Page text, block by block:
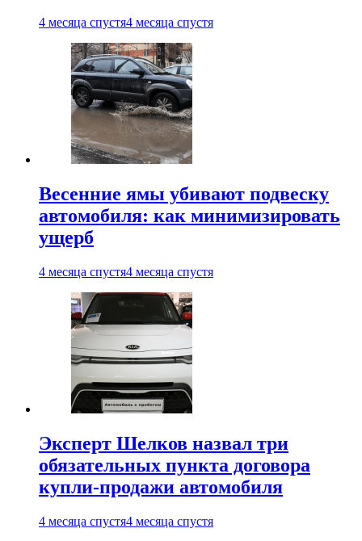
4 месяца спустя4 месяца спустя
Весенние ямы убивают подвеску
автомобиля: как минимизировать
ущерб
4 месяца спустя4 месяца спустя
Эксперт Шелков назвал три
обязательных пункта договора
купли-продажи автомобиля
4 месяца спустя4 месяца спустя